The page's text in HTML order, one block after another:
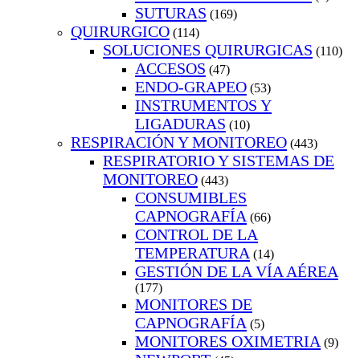
SUTURAS (169)
QUIRURGICO (114)
SOLUCIONES QUIRURGICAS (110)
ACCESOS (47)
ENDO-GRAPEO (53)
INSTRUMENTOS Y
LIGADURAS (10)
RESPIRACIÓN Y MONITOREO (443)
RESPIRATORIO Y SISTEMAS DE
MONITOREO (443)
CONSUMIBLES
CAPNOGRAFÍA (66)
CONTROL DE LA
TEMPERATURA (14)
GESTIÓN DE LA VÍA AÉREA
(177)
MONITORES DE
CAPNOGRAFÍA (5)
MONITORES OXIMETRIA (9)